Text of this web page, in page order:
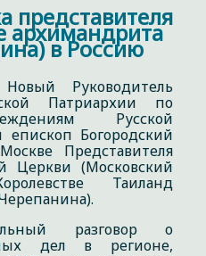
представителя
архимандрита
в Россию
Руководитель
Патриархии по
Русской
епископ Богородский
Представителя
Церкви (Московский
Таиланд
разговор о
дел в регионе,